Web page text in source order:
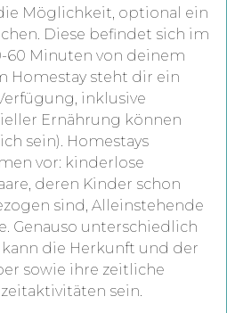
Möglichkeit, optional ein
Diese befindet sich im
60 Minuten von deinem
Homestay steht dir ein
inklusive
Ernährung können
sein). Homestays
vor: kinderlose
deren Kinder schon
sind, Alleinstehende
Genauso unterschiedlich
die Herkunft und der
sowie ihre zeitliche
sein.